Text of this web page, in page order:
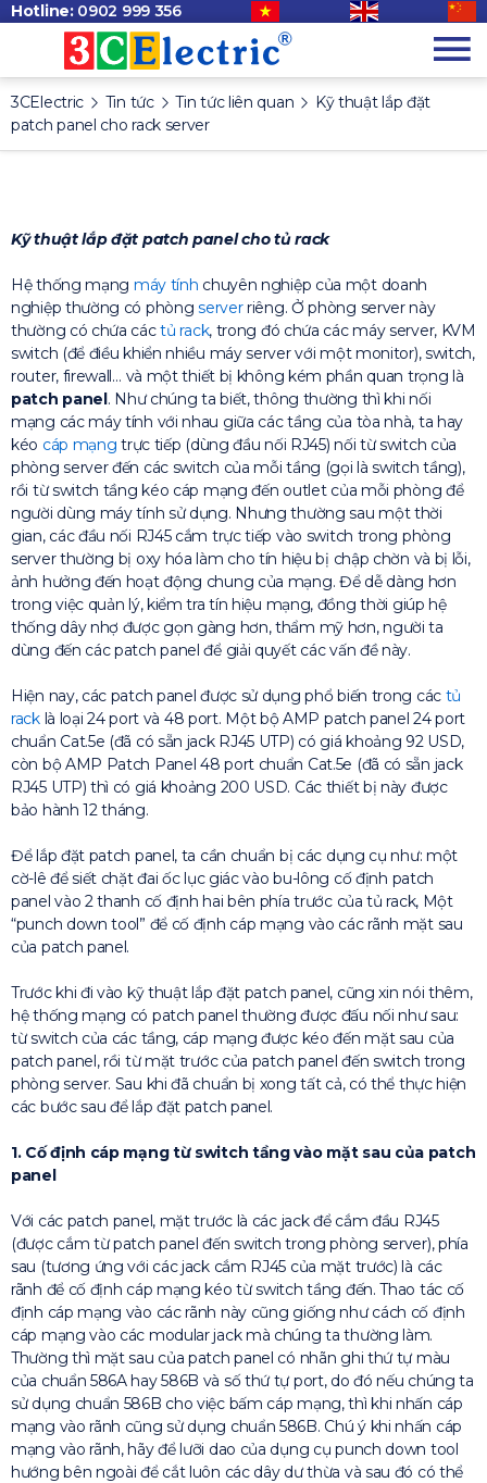
Hotline: 0902 999 356
3CElectric Tin tức Tin tức liên quan
Kỹ thuật lắp đặt
patch panel cho rack server
Kỹ thuật lắp đặt patch panel cho tủ rack
Hệ thống mạng máy tính chuyên nghiệp của một doanh
nghiệp thường có phòngserverriêng. Ở phòng server này
thường có chứa cáctủ rack, trong đó chứa các máy server, KVM
switch (để điều khiển nhiều máy server với một monitor), switch,
router, firewall… và một thiết bị không kém phần quan trọng là
patch panel. Như chúng ta biết, thông thường thì khi nối
mạng các máy tính với nhau giữa các tầng của tòa nhà, ta hay
kéo cáp mạng trực tiếp (dùng đầu nối RJ45) nối từ switch của
phòng server đến các switch của mỗi tầng (gọi là switch tầng),
rồi từ switch tầng kéo cáp mạng đến outlet của mỗi phòng để
người dùng máy tính sử dụng. Nhưng thường sau một thời
gian, các đầu nối RJ45 cắm trực tiếp vào switch trong phòng
server thường bị oxy hóa làm cho tín hiệu bị chập chờn và bị lỗi,
ảnh hưởng đến hoạt động chung của mạng. Để dễ dàng hơn
trong việc quản lý, kiểm tra tín hiệu mạng, đồng thời giúp hệ
thống dây nhợ được gọn gàng hơn, thẩm mỹ hơn, người ta
dùng đến các patch panel để giải quyết các vấn đề này.
Hiện nay, các patch panel được sử dụng phổ biến trong các tủ
racklà loại 24 port và 48 port. Một bộ AMP patch panel 24 port
chuẩn Cat.5e (đã có sẵn jack RJ45 UTP) có giá khoảng 92 USD,
còn bộ AMP Patch Panel 48 port chuẩn Cat.5e (đã có sẵn jack
RJ45 UTP) thì có giá khoảng 200 USD. Các thiết bị này được
bảo hành 12 tháng.
Để lắp đặt patch panel, ta cần chuẩn bị các dụng cụ như: một
cờ-lê để siết chặt đai ốc lục giác vào bu-lông cố định patch
panel vào 2 thanh cố định hai bên phía trước của tủ rack, Một
“punch down tool” để cố định cáp mạng vào các rãnh mặt sau
của patch panel.
Trước khi đi vào kỹ thuật lắp đặt patch panel, cũng xin nói thêm,
hệ thống mạng có patch panel thường được đấu nối như sau:
từ switch của các tầng, cáp mạng được kéo đến mặt sau của
patch panel, rồi từ mặt trước của patch panel đến switch trong
phòng server. Sau khi đã chuẩn bị xong tất cả, có thể thực hiện
các bước sau để lắp đặt patch panel.
1. Cố định cáp mạng từ switch tầng vào mặt sau của patch
panel
Với các patch panel, mặt trước là các jack để cắm đầu RJ45
(được cắm từ patch panel đến switch trong phòng server), phía
sau (tương ứng với các jack cắm RJ45 của mặt trước) là các
rãnh để cố định cáp mạng kéo từ switch tầng đến. Thao tác cố
định cáp mạng vào các rãnh này cũng giống như cách cố định
cáp mạng vào các modular jack mà chúng ta thường làm.
Thường thì mặt sau của patch panel có nhãn ghi thứ tự màu
của chuẩn 586A hay 586B và số thứ tự port, do đó nếu chúng ta
sử dụng chuẩn 586B cho việc bấm cáp mạng, thì khi nhấn cáp
mạng vào rãnh cũng sử dụng chuẩn 586B. Chú ý khi nhấn cáp
mạng vào rãnh, hãy để lưỡi dao của dụng cụ punch down tool
hướng bên ngoài để cắt luôn các dây dư thừa và sau đó có thể